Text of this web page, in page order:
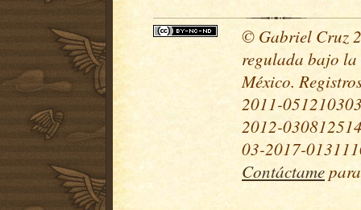
© Gabriel Cruz
regulada bajo la
México.
2011-
2012-
03-2017-
Contáctame